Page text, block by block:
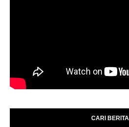
CARI BERITA